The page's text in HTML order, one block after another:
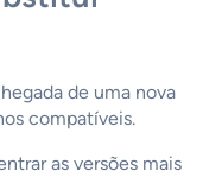
de uma nova
compatíveis.
as versões mais